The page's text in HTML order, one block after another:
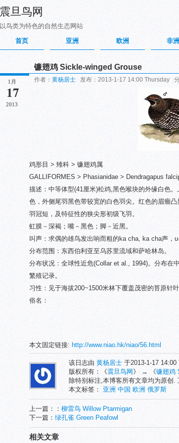
震旦鸟网
以鸟类为特色的自然生态网站
首页 亚洲 欧洲 非洲
1月
17
2013
镰翅鸡 Sickle-winged Grouse
作者： 黄杨居士 发布：2013-1-17 14:00 Thursday 分
鸡形目 > 雉科 > 镰翅鸡属
GALLIFORMES > Phasianidae > Dendragapus
描述：中等体型(41厘米)松鸡,黑色喉块的外缘白色
色，外侧尾羽黑色带较宽的白色羽尖。红色的眉瘤
羽冠短，及特征性的狭尖形初级飞羽。
虹膜－深褐；嘴－黑色；脚－近黑。
叫声：求偶的雄鸟发出响而粗的ka cha, ka cha声，
分布范围：东西伯利亚至乌苏里流域和萨哈林岛。
分布状况：全球性近危(Collar et al., 1994)。分布在
繁殖记录。
习性：见于海拔200~1500米林下覆盖茂密的苔原针叶
俗名：
本文固定链接: http://www.niao.hk/niao/56.html
该日志由 黄杨居士 于2013-1-17
版权所有：《震旦鸟网 》 → 《镰翅鸡
除特别标注,本博客所有文章均为原创.
本文标签： 亚洲 中国 欧洲 俄罗斯
上一篇：： 柳雷鸟 Willow Ptarmigan
下一篇： 绿孔雀 Green Peafowl
相关文章